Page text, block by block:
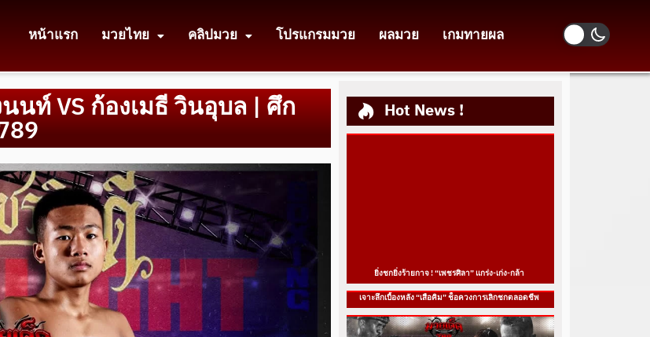
หน้าแรก มวยไทย คลิปมวย โปรแกรมมวย ผลมวย เกมทายผล
นท์ VS ก้องเมธี วินอุบล | ศึก Hot News !
ยิ่งชกยิ่งร้ายกาจ ! “เพชรศิลา” แกร่ง-เก่ง-กล้า
เจาะลึกเบื้องหลัง “เสือคิม” ช็อควงการเลิกชกตลอดชีพ